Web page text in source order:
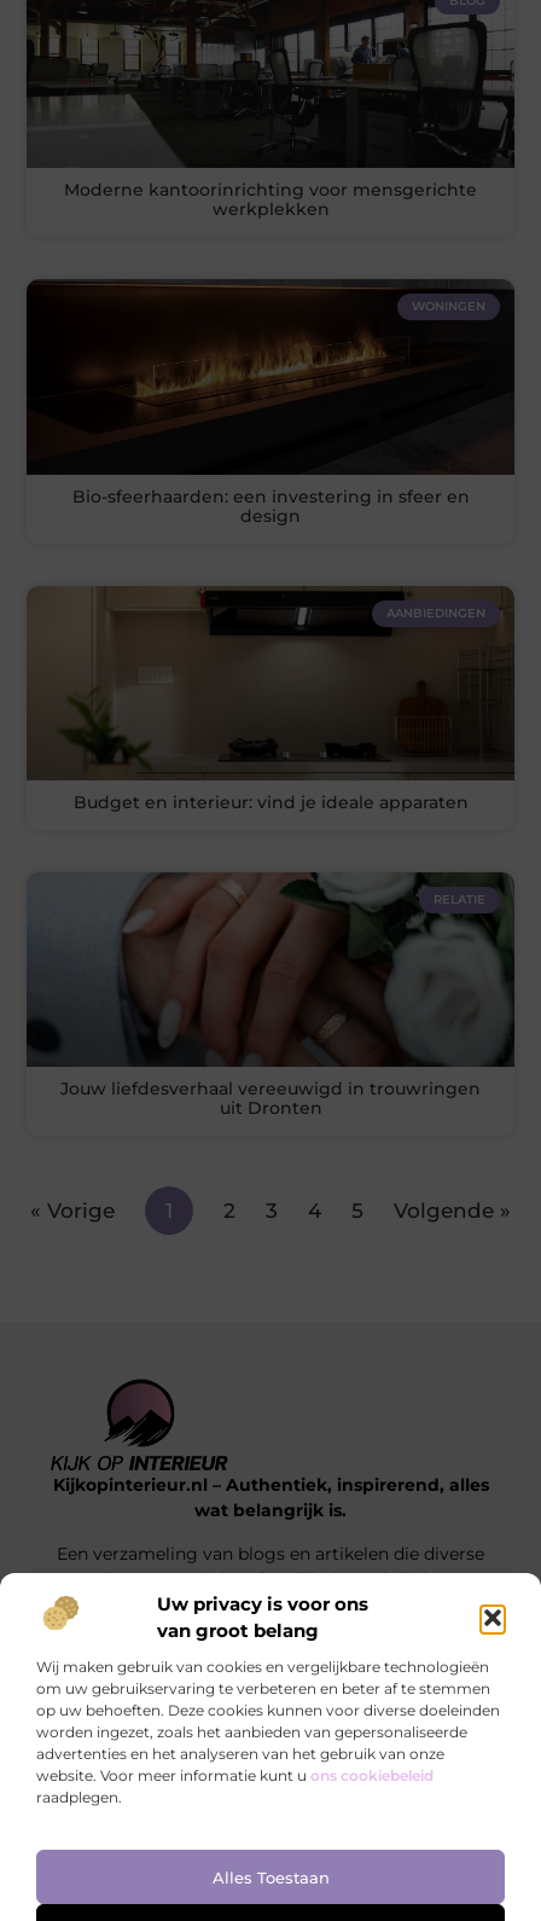
Uw privacy is voor ons
van groot belang
Wij maken gebruik van cookies en vergelijkbare technologieën
om uw gebruikservaring te verbeteren en beter af te stemmen
op uw behoeften. Deze cookies kunnen voor diverse doeleinden
worden ingezet, zoals het aanbieden van gepersonaliseerde
advertenties en het analyseren van het gebruik van onze
website. Voor meer informatie kunt u ons cookiebeleid
raadplegen.
Alles Toestaan
Moderne kantoorinrichting voor mensgerichte
werkplekken
WONINGEN
Bio-sfeerhaarden: een investering in sfeer en
design
AANBIEDINGEN
Budget en interieur: vind je ideale apparaten
RELATIE
Jouw liefdesverhaal vereeuwigd in trouwringen
uit Dronten
« Vorige 1 2 3 4 5 Volgende »
Kijkopinterieur.nl – Authentiek, inspirerend, alles
wat belangrijk is.
Een verzameling van blogs en artikelen die diverse
onderwerpen uit het dagelijks leven belichten.
Onze informatie
Bericht categorie